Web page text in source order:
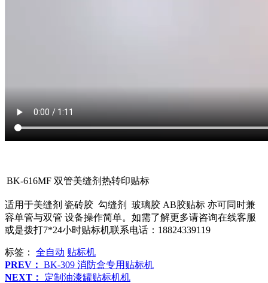
BK-616MF 双管美缝剂热转印贴标
适用于美缝剂 瓷砖胶 勾缝剂 玻璃胶 AB胶贴标 亦可同时兼
容单管与双管 设备操作简单。如需了解更多请咨询在线客服
或是拨打7*24小时贴标机联系电话：18824339119
标签： 全自动 贴标机
PREV： BK-309 消防盒专用贴标机
NEXT：
定制油漆罐贴标机机